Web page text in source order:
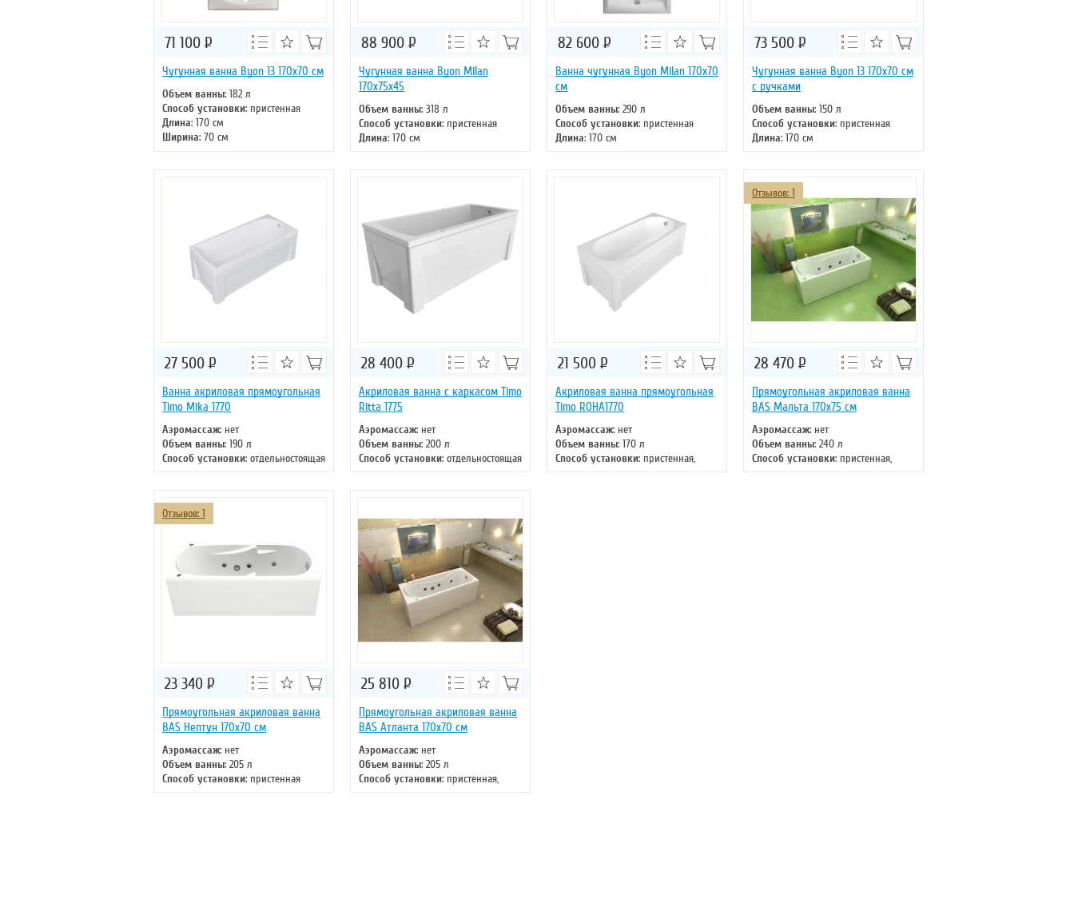
Чугунная ванна Byon 13 170х70 см
Объем ванны: 182 л
Способ установки: пристенная
Длина: 170 см
Ширина: 70 см
Цвет: белый
71 100 Р
Чугунная ванна Byon Milan
170x75x45
Объем ванны: 318 л
Способ установки: пристенная
Длина: 170 см
Ширина: 75 см
Цвет: белый
88 900 Р
Ванна чугунная Byon Milan 170x70
см
Объем ванны: 290 л
Способ установки: пристенная
Длина: 170 см
Ширина: 70 см
Цвет: белый
82 600 Р
Чугунная ванна Byon 13 170х70 см
с ручками
Объем ванны: 150 л
Способ установки: пристенная
Длина: 170 см
Ширина: 70 см
Цвет: белый
Форма: прямоугольная
73 500 Р
Ванна акриловая прямоугольная
Timo Mika 1770
Аэромассаж: нет
Объем ванны: 190 л
Способ установки: отдельностоящая
Хромотерапия: нет
Длина: 170 см
Ширина: 70 см
27 500 Р
Акриловая ванна с каркасом Timo
Ritta 1775
Аэромассаж: нет
Объем ванны: 200 л
Способ установки: отдельностоящая
Хромотерапия: нет
Длина: 170 см
28 400 Р
Акриловая ванна прямоугольная
Timo ROHA1770
Аэромассаж: нет
Объем ванны: 170 л
Способ установки: пристенная,
отдельностоящая
21 500 Р
Отзывов: 1
Прямоугольная акриловая ванна
BAS Мальта 170х75 см
Аэромассаж: нет
Объем ванны: 240 л
Способ установки: пристенная,
отдельностоящая
28 470 Р
Отзывов: 1
Прямоугольная акриловая ванна
BAS Нептун 170х70 см
Аэромассаж: нет
Объем ванны: 205 л
Способ установки: пристенная
Хромотерапия: нет
23 340 Р
Прямоугольная акриловая ванна
BAS Атланта 170х70 см
Аэромассаж: нет
Объем ванны: 205 л
Способ установки: пристенная,
отдельностоящая
25 810 Р